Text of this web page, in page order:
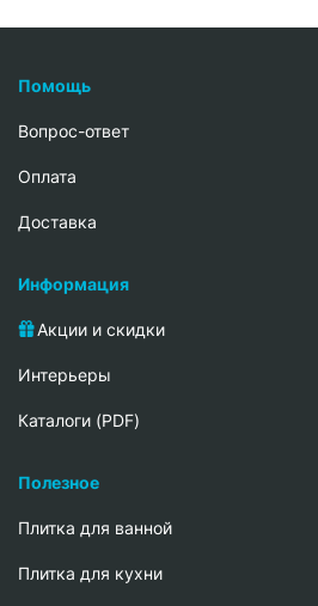
Помощь
Вопрос-ответ
Oплата
Доставка
Информация
Акции и скидки
Интерьеры
Каталоги (PDF)
Полезное
Плитка для ванной
Плитка для кухни